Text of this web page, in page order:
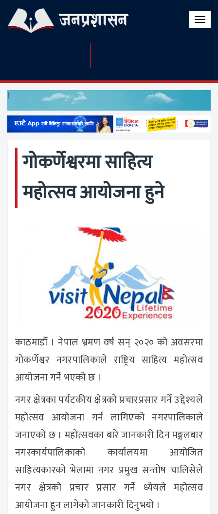
Toggle
गोकर्णेश्वरमा साहित्य
महोत्सव आयोजना हुने
काठमाडौँ । नेपाल भ्रमण वर्ष सन् २०२० को अवसरमा
गोकर्णेश्वर नगरपालिकाले राष्ट्रिय साहित्य महोत्सव
आयोजना गर्ने भएको छ ।
नगर क्षेत्रका पर्यटकीय क्षेत्रको प्रचारप्रसार गर्ने उद्देश्यले
महोत्सव आयोजना गर्न लागिएको नगरपालिकाले
जनाएको छ । महोत्सवका बारे जानकारी दिन मङ्गलबार
नगरकार्यपालिकाको कार्यालयमा आयोजित
साहित्यकारको भेलामा नगर प्रमुख सन्तोष चालिसेले
नगर क्षेत्रको प्रचार प्रसार गर्ने ध्येयले महोत्सव
आयोजना हुन लागेको जानकारी दिनुभयो ।